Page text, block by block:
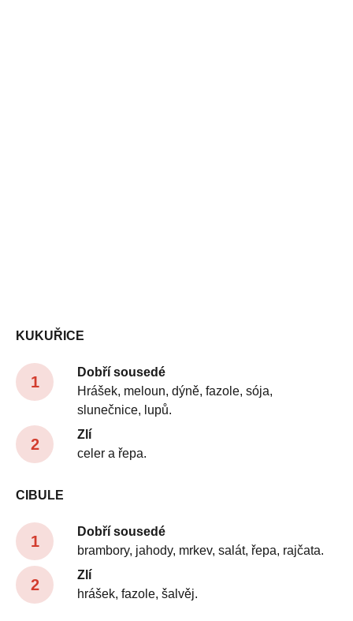
KUKUŘICE
Dobří sousedé
Hrášek, meloun, dýně, fazole, sója,
slunečnice, lupů.
Zlí
celer a řepa.
CIBULE
Dobří sousedé
brambory, jahody, mrkev, salát, řepa, rajčata.
Zlí
hrášek, fazole, šalvěj.